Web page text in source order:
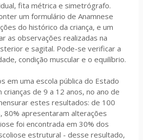
fita métrica e simetrógrafo.
um formulário de Anamnese
do histórico da criança, e um
as observações realizadas na
e sagital. Pode-se verificar a
condição muscular e o equilíbrio.
em uma escola pública do Estado
crianças de 9 a 12 anos, no ano de
estes resultados: de 100
80% apresentaram alterações
foi encontrada em 30% dos
estrutural - desse resultado,